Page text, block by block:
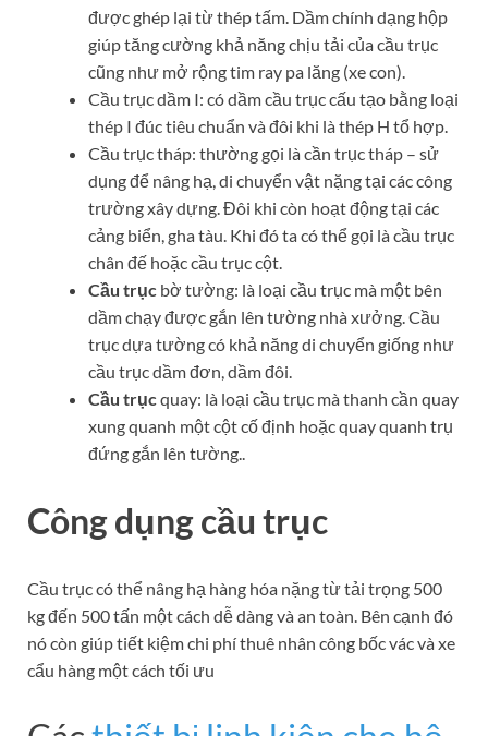
được ghép lại từ thép tấm. Dầm chính dạng hộp
giúp tăng cường khả năng chịu tải của cầu trục
cũng như mở rộng tim ray pa lăng (xe con).
Cầu trục dầm I: có dầm cầu trục cấu tạo bằng loại
thép I đúc tiêu chuẩn và đôi khi là thép H tổ hợp.
Cầu trục tháp: thường gọi là cần trục tháp – sử
dụng để nâng hạ, di chuyển vật nặng tại các công
trường xây dựng. Đôi khi còn hoạt động tại các
cảng biển, gha tàu. Khi đó ta có thể gọi là cầu trục
chân đế hoặc cầu trục cột.
Cầu trục bờ tường: là loại cầu trục mà một bên
dầm chạy được gắn lên tường nhà xưởng. Cầu
trục dựa tường có khả năng di chuyển giống như
cầu trục dầm đơn, dầm đôi.
Cầu trụcquay: là loại cầu trục mà thanh cần quay
xung quanh một cột cố định hoặc quay quanh trụ
đứng gắn lên tường..
Công dụng cầu trục
Cầu trục có thể nâng hạ hàng hóa nặng từ tải trọng 500
kg đến 500 tấn một cách dễ dàng và an toàn. Bên cạnh đó
nó còn giúp tiết kiệm chi phí thuê nhân công bốc vác và xe
cẩu hàng một cách tối ưu